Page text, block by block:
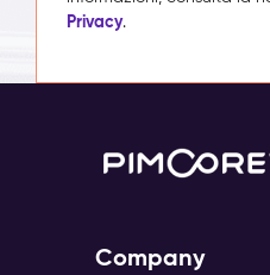
Privacy.
Company